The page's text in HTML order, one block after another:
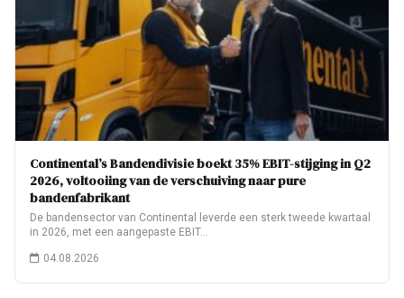
Continental’s Bandendivisie boekt 35% EBIT-stijging in Q2
2026, voltooiing van de verschuiving naar pure
bandenfabrikant
De bandensector van Continental leverde een sterk tweede kwartaal
in 2026, met een aangepaste EBIT…
04.08.2026